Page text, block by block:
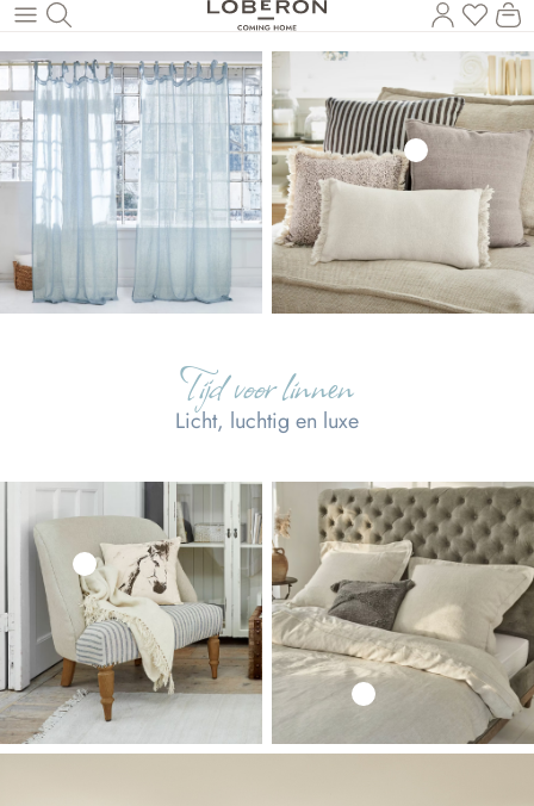
Naar de hoofdinhoud
U
Tijd voor linnen
Licht, luchtig en luxe